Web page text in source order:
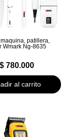
patillera,
Wmark Ng-8635
$780.000
al carrito